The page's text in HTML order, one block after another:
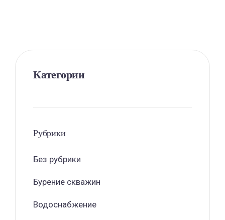
Категории
Рубрики
Без рубрики
Бурение скважин
Водоснабжение